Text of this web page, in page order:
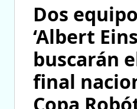
Dos
‘Albert
buscarán
final
Copa